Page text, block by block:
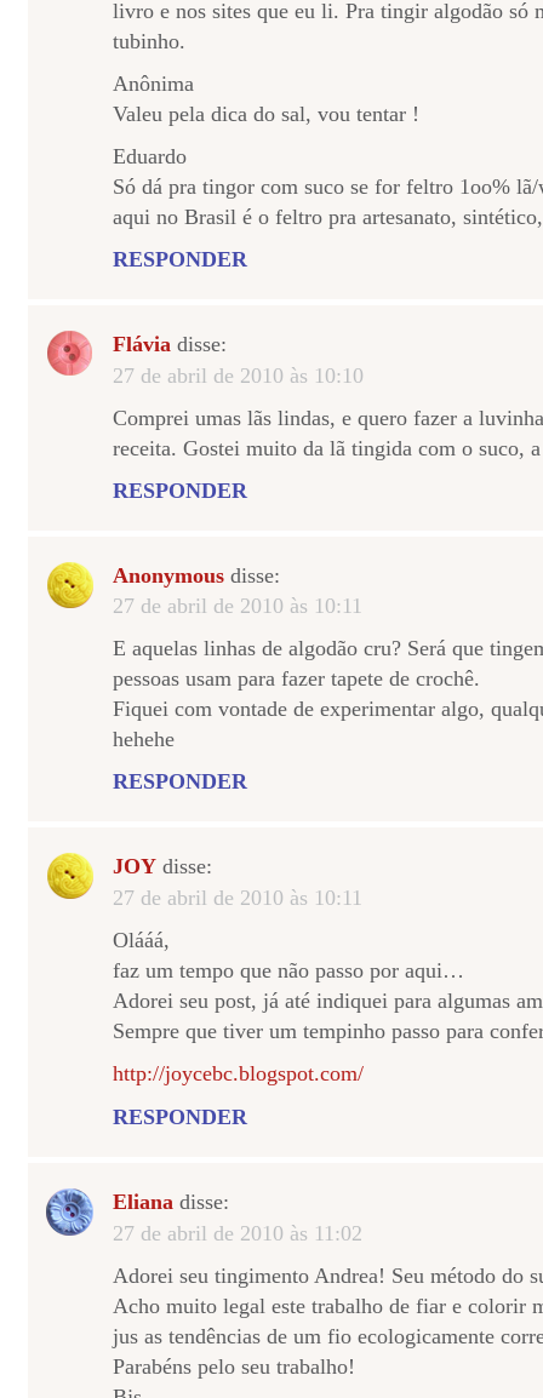
livro e nos sites que eu li. Pra tingir algodão só
tubinho.
Anônima
Valeu pela dica do sal, vou tentar !
Eduardo
Só dá pra tingor com suco se for feltro 1oo%
aqui no Brasil é o feltro pra artesanato,
RESPONDER
Flávia disse:
27 de abril de 2010 às 10:10
Comprei umas lãs lindas, e quero fazer a
receita. Gostei muito da lã tingida com o suco,
RESPONDER
Anonymous disse:
27 de abril de 2010 às 10:11
E aquelas linhas de algodão cru? Será que
pessoas usam para fazer tapete de crochê.
Fiquei com vontade de experimentar algo,
hehehe
RESPONDER
JOY disse:
27 de abril de 2010 às 10:11
Olááá,
faz um tempo que não passo por aqui…
Adorei seu post, já até indiquei para algumas
Sempre que tiver um tempinho passo para
http://joycebc.blogspot.com/
RESPONDER
Eliana disse:
27 de abril de 2010 às 11:02
Adorei seu tingimento Andrea! Seu método do
Acho muito legal este trabalho de fiar e colorir
jus as tendências de um fio ecologicamente
Parabéns pelo seu trabalho!